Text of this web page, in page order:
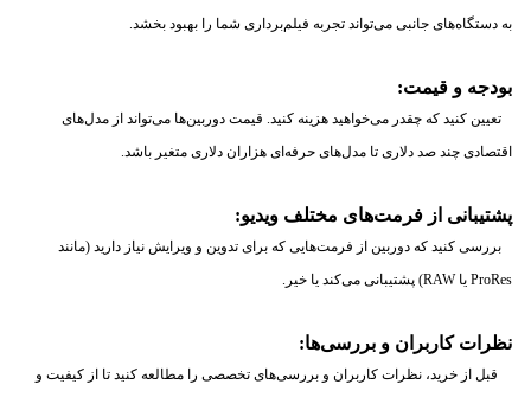
به دستگاه‌های جانبی می‌تواند تجربه فیلم‌برداری شما را بهبود بخشد.
بودجه و قیمت:
تعیین کنید که چقدر می‌خواهید هزینه کنید. قیمت دوربین‌ها می‌تواند از مدل‌های
اقتصادی چند صد دلاری تا مدل‌های حرفه‌ای هزاران دلاری متغیر باشد.
پشتیبانی از فرمت‌های مختلف ویدیو:
بررسی کنید که دوربین از فرمت‌هایی که برای تدوین و ویرایش نیاز دارید (مانند
ProRes یا RAW) پشتیبانی می‌کند یا خیر.
نظرات کاربران و بررسی‌ها:
قبل از خرید، نظرات کاربران و بررسی‌های تخصصی را مطالعه کنید تا از کیفیت و